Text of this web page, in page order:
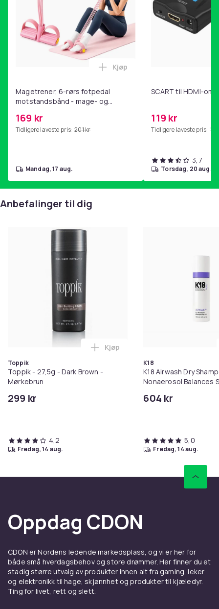
Magetrener, 6-rørs fotpedal
motstandsbånd - mage- og
hjemmegymnastikk Pink
169 kr
Tidligere laveste pris: 201 kr
Legg Magetrener, 6-rørs
Kjøp
mandag, 17 aug.
SCART til HDMI-
119 kr
Tidligere laveste pris:
3,7
torsdag, 20 aug.
Anbefalinger til dig
Toppik
Toppik - 27,5g - Dark Brown -
Mørkebrun
299 kr
Legg Toppik - 27,5g - Dark
Kjøp
4,2
fredag, 14 aug.
K18
K18 Airwash Dry
Nonaerosol Balances
604 kr
5,0
fredag, 14 aug.
Oppdag CDON
CDON er Nordens ledende markedsplass, og vi er her for
både små hverdagsbehov og store drømmer. Her finner du et
stadig større utvalg av produkter innen alt fra gaming, leker
og elektronikk til hage, skjønnhet og produkter til kjæledyr.
Ting for livet, rett og slett.